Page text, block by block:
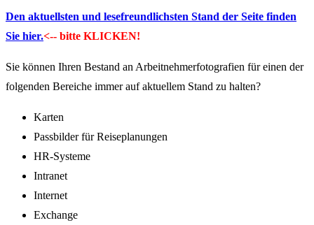
Den aktuellsten und lesefreundlichsten Stand der Seite finden
Sie hier.<-- bitte KLICKEN!
Sie können Ihren Bestand an Arbeitnehmerfotografien für einen der
folgenden Bereiche immer auf aktuellem Stand zu halten?
Karten
Passbilder für Reiseplanungen
HR-Systeme
Intranet
Internet
Exchange